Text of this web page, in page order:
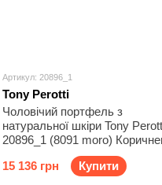
Артикул: 20896_1
Tony Perotti
Чоловічий портфель з
натуральної шкіри Tony
20896_1 (8091 moro)
15 136 грн
Купити